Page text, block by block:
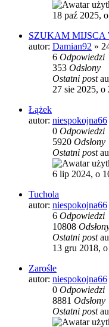
18 paź 2025,
SZUKAM
autor: Damian92 »
6 Odpowiedzi
353 Odsłony
Ostatni post
27 sie 2025, o
Łążek
autor: niespokojna66
0 Odpowiedzi
5920 Odsłony
Ostatni post
6 lip 2024, o
Tuchola
autor: niespokojna66
6 Odpowiedzi
10808
Ostatni post
13 gru 2018,
Zarośle
autor: niespokojna66
0 Odpowiedzi
8881 Odsłony
Ostatni post